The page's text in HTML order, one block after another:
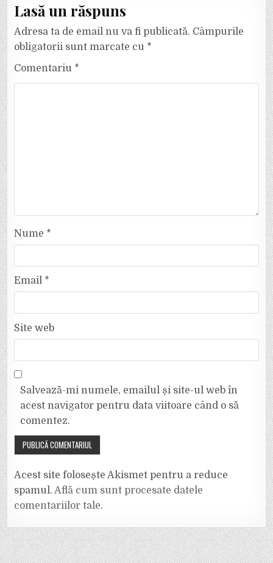
Lasă un răspuns
Adresa ta de email nu va fi publicată. Câmpurile
obligatorii sunt marcate cu *
Comentariu *
Nume *
Email *
Site web
Salvează-mi numele, emailul și site-ul web în
acest navigator pentru data viitoare când o să
comentez.
Acest site folosește Akismet pentru a reduce
spamul.Află cum sunt procesate datele
comentariilor tale.